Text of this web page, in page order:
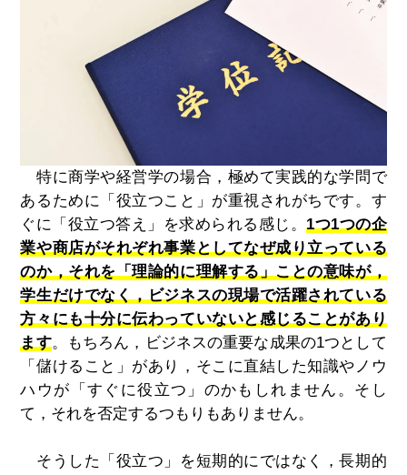
特に商学や経営学の場合，極めて実践的な学問で
あるために「役立つこと」が重視されがちです。す
ぐに「役立つ答え」を求められる感じ。1つ1つの企
業や商店がそれぞれ事業としてなぜ成り立っている
のか，それを「理論的に理解する」ことの意味が，
学生だけでなく，ビジネスの現場で活躍されている
方々にも十分に伝わっていないと感じることがあり
ます。もちろん，ビジネスの重要な成果の1つとして
「儲けること」があり，そこに直結した知識やノウ
ハウが「すぐに役立つ」のかもしれません。そし
て，それを否定するつもりもありません。
そうした「役立つ」を短期的にではなく，長期的